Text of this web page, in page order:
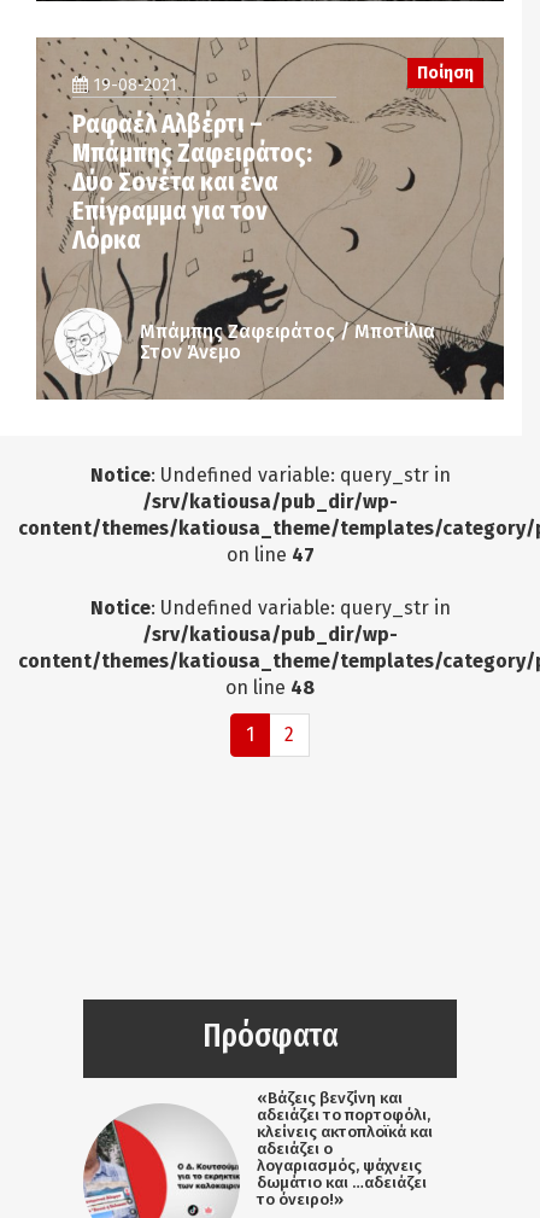
19-08-2021
Ραφαέλ Αλβέρτι –
Μπάμπης Ζαφειράτος:
Δύο Σονέτα και ένα
Επίγραμμα για τον
Λόρκα
Ποίηση
Μπάμπης Ζαφειράτος / Μποτίλια
Στον Άνεμο
Notice: Undefined variable: query_str in
/srv/katiousa/pub_dir/wp-
content/themes/katiousa_theme/templates/
on line 47
Notice: Undefined variable: query_str in
/srv/katiousa/pub_dir/wp-
content/themes/katiousa_theme/templates/
on line 48
1 2
Πρόσφατα
«Βάζεις βενζίνη και
αδειάζει το πορτοφόλι,
κλείνεις ακτοπλοϊκά και
αδειάζει ο
λογαριασμός, ψάχνεις
δωμάτιο και …αδειάζει
το όνειρο!»